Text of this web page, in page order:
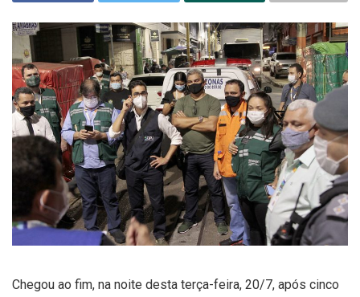
Chegou ao fim, na noite desta terça-feira, 20/7, após cinco